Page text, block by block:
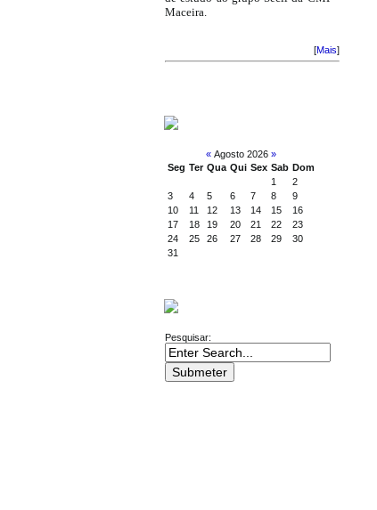
Maceira.
[Mais]
« Agosto 2026 »
Seg Ter Qua Qui Sex Sab Dom
1
2
3
4 5 6 7 8
9
10
11 12 13 14 15
16
17
18 19 20 21 22
23
24
25 26 27 28 29
30
31
Pesquisar: